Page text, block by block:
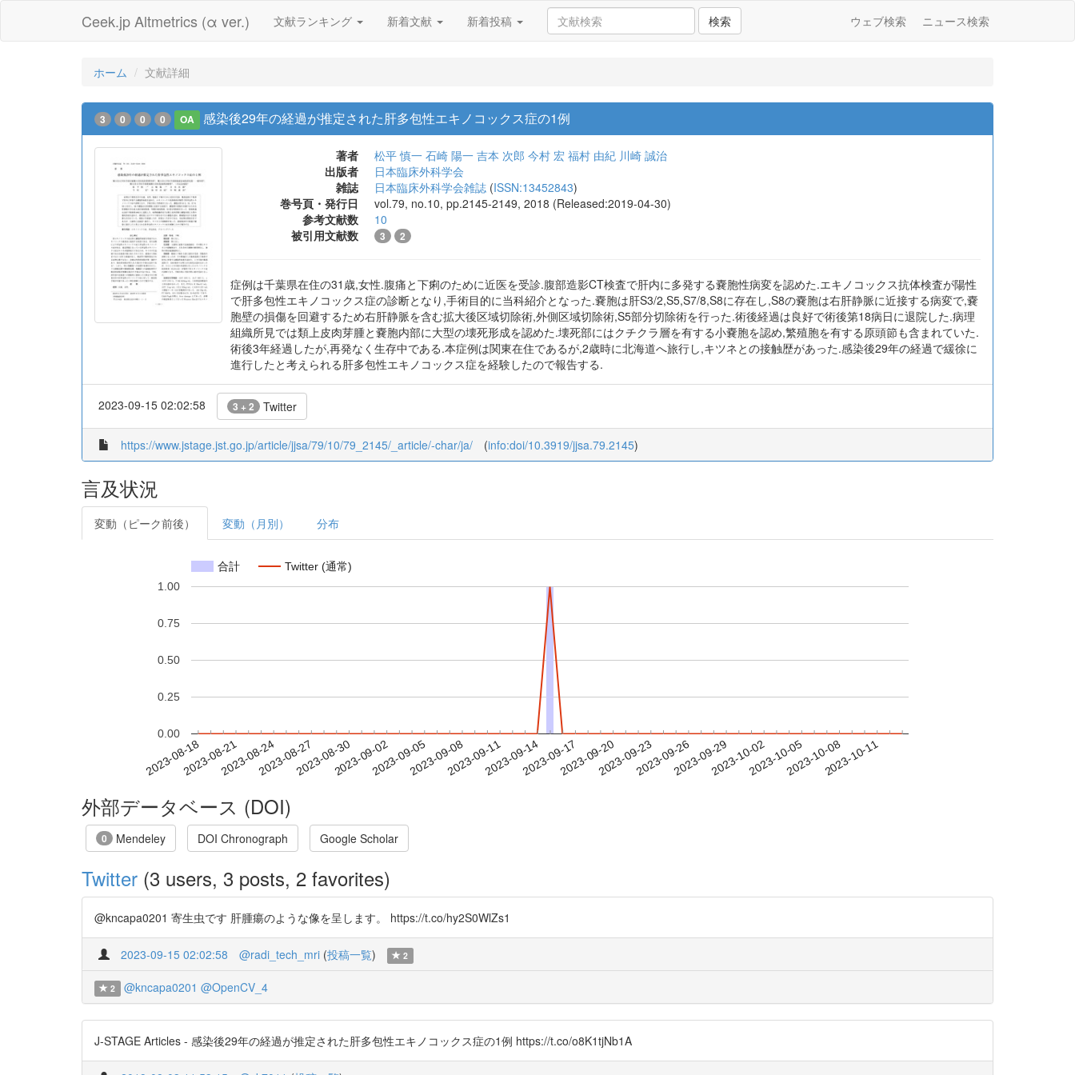
Ceek.jp Altmetrics (α ver.) 文献ランキング 新着文献 新着投稿 検索 ウェブ検索 ニュース検索
ホーム 文献詳細
3 0 0 0 OA 感染後29年の経過が推定された肝多包性エキノコックス症の1例
著者 松平 慎一 石崎 陽一 吉本 次郎 今村 宏 福村 由紀 川崎 誠治
出版者
日本臨床外科学会
雑誌
日本臨床外科学会雑誌 (ISSN:13452843)
巻号頁・発行日
vol.79, no.10, pp.2145-2149, 2018 (Released:2019-04-30)
参考文献数
10
被引用文献数
3 2
症例は千葉県在住の31歳,女性.腹痛と下痢のために近医を受診.腹部造影CT検査で肝内に多発する嚢胞性病変を認めた.エキノコックス抗体検査が陽性
で肝多包性エキノコックス症の診断となり,手術目的に当科紹介となった.嚢胞は肝S3/2,S5,S7/8,S8に存在し,S8の嚢胞は右肝静脈に近接する病変で,嚢
胞壁の損傷を回避するため右肝静脈を含む拡大後区域切除術,外側区域切除術,S5部分切除術を行った.術後経過は良好で術後第18病日に退院した.病理
組織所見では類上皮肉芽腫と嚢胞内部に大型の壊死形成を認めた.壊死部にはクチクラ層を有する小嚢胞を認め,繁殖胞を有する原頭節も含まれていた.
術後3年経過したが,再発なく生存中である.本症例は関東在住であるが,2歳時に北海道へ旅行し,キツネとの接触歴があった.感染後29年の経過で緩徐に
進行したと考えられる肝多包性エキノコックス症を経験したので報告する.
2023-09-15 02:02:58 3 + 2 Twitter
https://www.jstage.jst.go.jp/article/jjsa/79/10/79_2145/_article/-char/ja/ (info:doi/10.3919/jjsa.79.2145)
言及状況
変動（ピーク前後） 変動（月別） 分布
合計 Twitter (通常)
2023-08-182023-08-212023-08-242023-08-272023-08-302023-09-022023-09-052023-09-082023-09-112023-09-142023-09-172023-09-202023-09-232023-09-262023-09-292023-10-022023-10-052023-10-082023-10-11
0.00
0.25
0.50
0.75
1.00
外部データベース (DOI)
0 Mendeley DOI Chronograph Google Scholar
Twitter (3 users, 3 posts, 2 favorites)
@kncapa0201 寄生虫です 肝腫瘍のような像を呈します。 https://t.co/hy2S0WlZs1
2023-09-15 02:02:58 @radi_tech_mri (投稿一覧) 2
2 @kncapa0201 @OpenCV_4
J-STAGE Articles - 感染後29年の経過が推定された肝多包性エキノコックス症の1例 https://t.co/o8K1tjNb1A